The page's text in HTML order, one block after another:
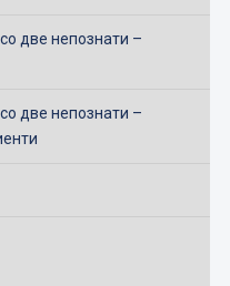
две непознати –
две непознати –